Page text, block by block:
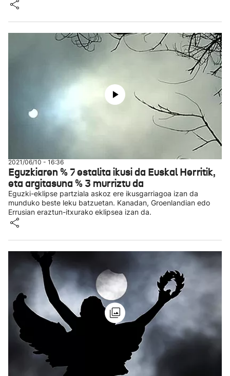
2021/06/10 - 16:36
Eguzkiaren % 7 estalita ikusi da Euskal Herritik,
eta argitasuna % 3 murriztu da
Eguzki-eklipse partziala askoz ere ikusgarriagoa izan da
munduko beste leku batzuetan. Kanadan, Groenlandian edo
Errusian eraztun-itxurako eklipsea izan da.